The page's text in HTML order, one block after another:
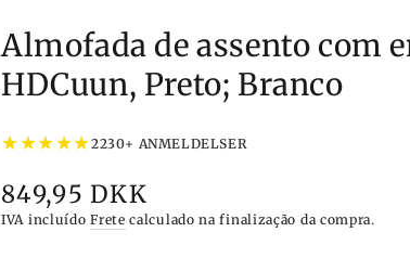
Almofada de assento com
HDCuun, Preto; Branco
★★★★★2230+ ANMELDELSER
Preço
849,95 DKK
IVA incluídoFrete calculado na finalização da compra.